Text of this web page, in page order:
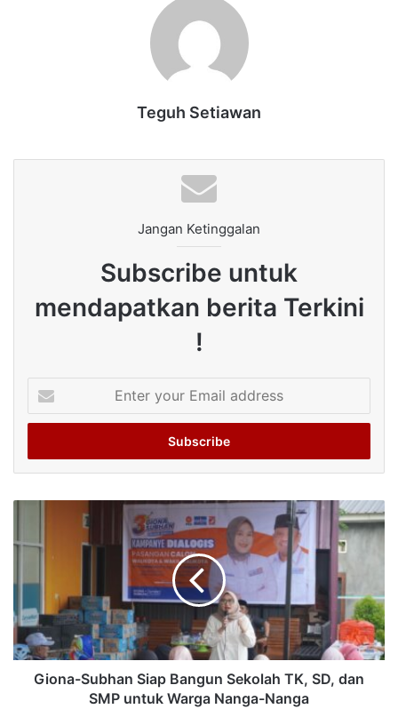
Teguh Setiawan
Jangan Ketinggalan
Subscribe untuk
mendapatkan berita Terkini
!
your
Email
Giona-Subhan Siap Bangun Sekolah TK, SD, dan
SMP untuk Warga Nanga-Nanga